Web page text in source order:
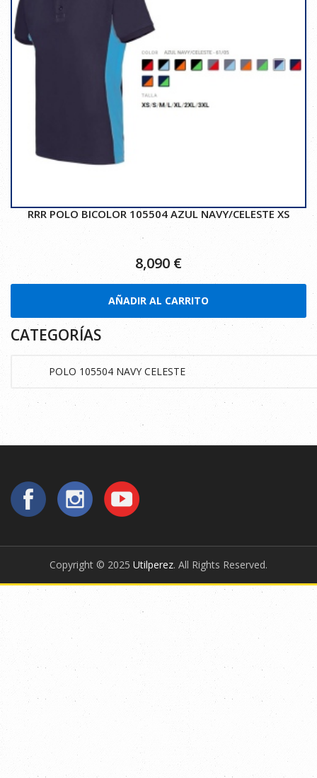
RRR POLO BICOLOR 105504 AZUL NAVY/CELESTE XS
8,090 €
AÑADIR AL CARRITO
CATEGORÍAS
Copyright © 2025 Utilperez. All Rights Reserved.